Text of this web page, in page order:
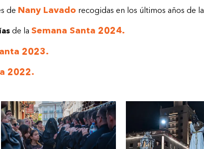
de Nany Lavado recogidas en los últimos años de la
de la Semana Santa 2024.
2023.
2022.